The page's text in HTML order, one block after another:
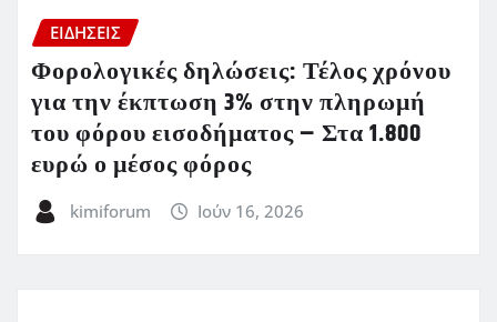
ΕΙΔΗΣΕΙΣ
Φορολογικές δηλώσεις: Τέλος χρόνου
για την έκπτωση 3% στην πληρωμή
του φόρου εισοδήματος – Στα 1.800
ευρώ ο μέσος φόρος
kimiforum Ιούν 16, 2026